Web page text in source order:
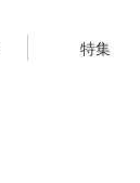
特集